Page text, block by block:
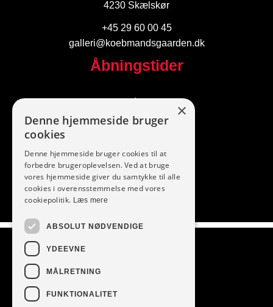
4230 Skælskør
+45 29 60 00 45
galleri@koebmandsgaarden.dk
Åbningstider
I dag
Følg os
Vi modtager
×
Denne hjemmeside bruger
cookies
Denne hjemmeside bruger cookies til at
forbedre brugeroplevelsen. Ved at bruge
vores hjemmeside giver du samtykke til alle
cookies i overensstemmelse med vores
cookiepolitik. Læs mere
ABSOLUT NØDVENDIGE
YDEEVNE
MÅLRETNING
FUNKTIONALITET